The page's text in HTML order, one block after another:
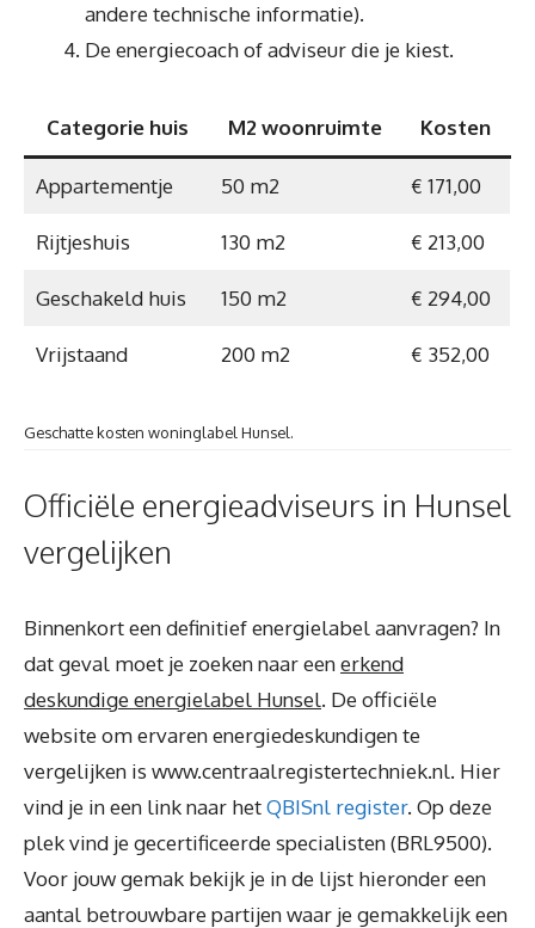
andere technische informatie).
De energiecoach of adviseur die je kiest.
Categorie huis M2 woonruimte Kosten
Appartementje 50 m2 € 171,00
Rijtjeshuis 130 m2 € 213,00
Geschakeld huis 150 m2 € 294,00
Vrijstaand 200 m2 € 352,00
Geschatte kosten woninglabel Hunsel.
Officiële energieadviseurs in Hunsel
vergelijken
Binnenkort een definitief energielabel aanvragen? In
dat geval moet je zoeken naar eenerkend
deskundige energielabel Hunsel. De officiële
website om ervaren energiedeskundigen te
vergelijken is www.centraalregistertechniek.nl. Hier
vind je in een link naar hetQBISnl register. Op deze
plek vind je gecertificeerde specialisten (BRL9500).
Voor jouw gemak bekijk je in de lijst hieronder een
aantal betrouwbare partijen waar je gemakkelijk een